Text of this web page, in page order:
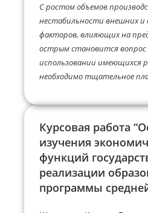
С ростом объемов
нестабильности внешних и
факторов, влияющих на
острым становится вопрос
использовании имеющихся
необходимо тщательное
Курсовая работа
изучения
функций
реализации
программы